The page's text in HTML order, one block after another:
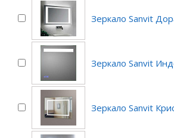
Зеркало Sanvit
Зеркало Sanvit
Зеркало Sanvit